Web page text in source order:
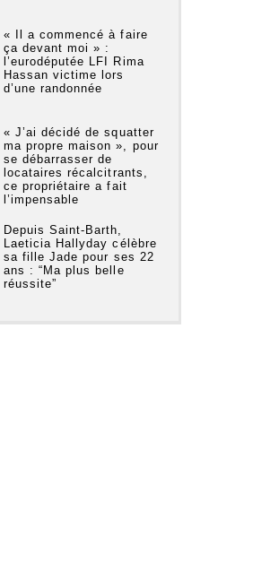
« Il a commencé à faire
ça devant moi » :
l’eurodéputée LFI Rima
Hassan victime lors
d’une randonnée
« J’ai décidé de squatter
ma propre maison », pour
se débarrasser de
locataires récalcitrants,
ce propriétaire a fait
l’impensable
Depuis Saint-Barth,
Laeticia Hallyday célèbre
sa fille Jade pour ses 22
ans : “Ma plus belle
réussite”